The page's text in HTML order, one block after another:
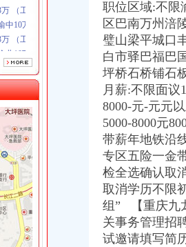
10万 （工商注册）
（工商注册）
10万 （工商注册）
渝沙50万 （进出口权）
九50万 （工商注册）
限公司
100万 （工商注册）
万 （工商注册）
工商注册）
工商注册
（工商注册）
10万 （工商注册）
（工商注册）
10万 （工商注册）
渝沙50万 （进出口权）
可乐（重庆）饮料有限公司新招聘信
险一金）-渝北司机|重庆酷易搜
间（图）-重庆杨家坪温泉洗浴-百度
走？坐什么车？_【图吧,怎么走？】
车？？？_搜问问
职位区域:不限
区巴南万州涪
璧山梁平城口
白市驿巴福巴
坪桥石桥铺石
月薪:不限面议
8000-元-元元
5000-8000元
带薪年地铁沿
专区五险一金
检全选确认取
取消学历不限
组” 【重庆九
关事务管理招
试邀请填写简